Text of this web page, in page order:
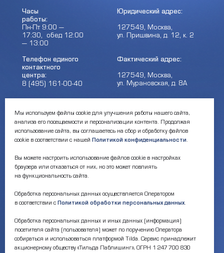
Фактический адрес:
127549, Москва,
ул. Мурановская, д. 8А
Телефон единого
контактного
центра:
8 (495) 161-00-40
Юридический адрес:
127549, Москва,
ул. Пришвина, д. 12, к. 2
okc-svao@svao.mos.ru
Часы
работы:
Пн-Пт 9:00 —
17:30, обед 12:00
— 13:00
Документы
Результаты НОК
оказания услуг
Электронные ресурсы:
Каталог Библиотек
Москвы
Национальная
библиотека
Мы используем файлы cookie для улучшения работы нашего сайта,
анализа его посещаемости и персонализации контента. Продолжая
использование сайта, вы соглашаетесь на сбор и обработку файлов
cookie в соответствии с нашей Политикой конфиденциальности.
Вы можете настроить использование файлов cookie в настройках
браузера или отказаться от них, но это может повлиять
на функциональность сайта.
Обработка персональных данных осуществляется Оператором
в соответствии с Политикой обработки персональных данных.
Обработка персональных данных и иных данных (информация)
посетителя сайта (пользователя) может по поручению Оператора
собираться и использоваться платформой Tilda. Сервис принадлежит
акционерному обществу «Тильда Паблишинг», ОГРН 1 247 700 830